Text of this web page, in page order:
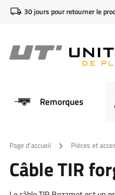
30 jours pour retourner le
Remorques
Page d'accueil Pièces et
Câble TIR